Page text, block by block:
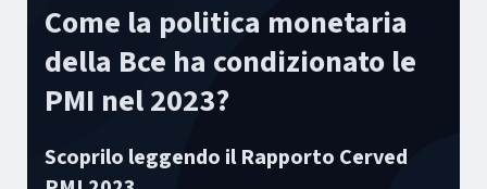
Come la politica monetaria
della Bce ha condizionato le
PMI nel 2023?
Scoprilo leggendo il Rapporto Cerved